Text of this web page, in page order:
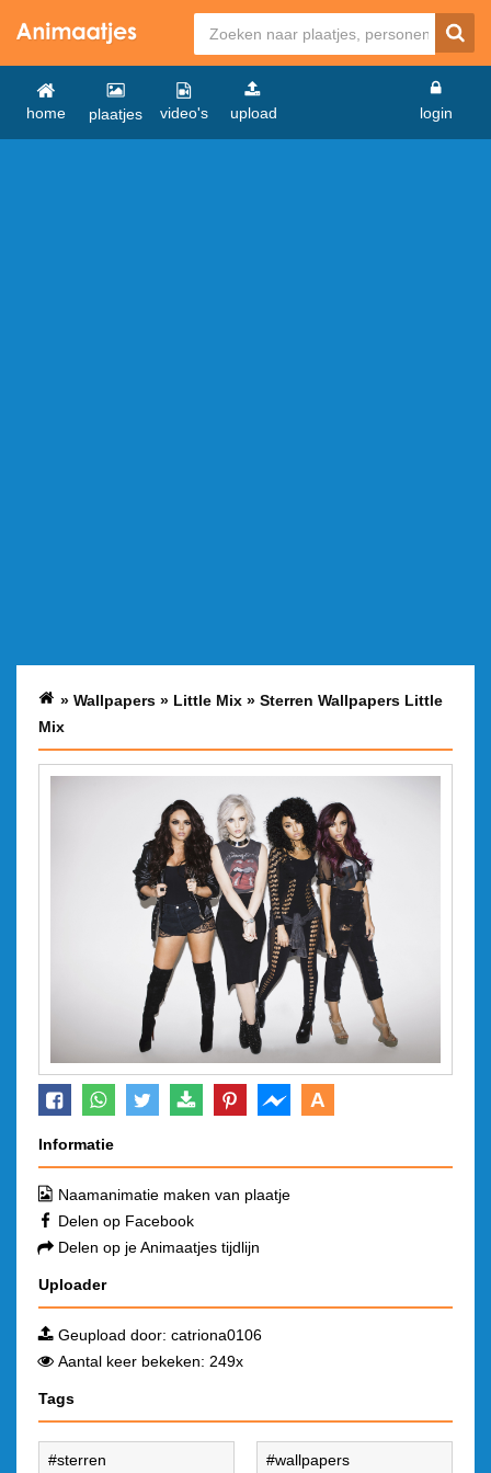
home plaatjes video's upload login
» Wallpapers » Little Mix » Sterren Wallpapers Little
Mix
A
Informatie
Naamanimatie maken van plaatje
Delen op Facebook
Delen op je Animaatjes tijdlijn
Uploader
Geupload door: catriona0106
Aantal keer bekeken: 249x
Tags
sterren wallpapers